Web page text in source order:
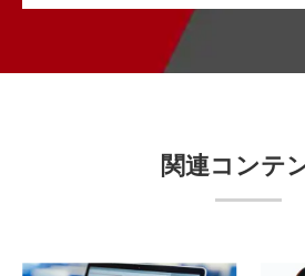
関連コンテ